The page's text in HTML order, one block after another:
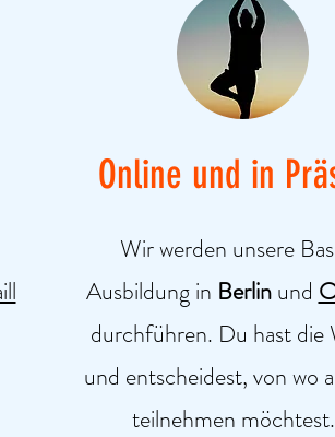
Online und in
Wir werden unsere
Ausbildung in Berlinund
durchführen. Du hast die
und entscheidest, von wo
teilnehmen möchtest.